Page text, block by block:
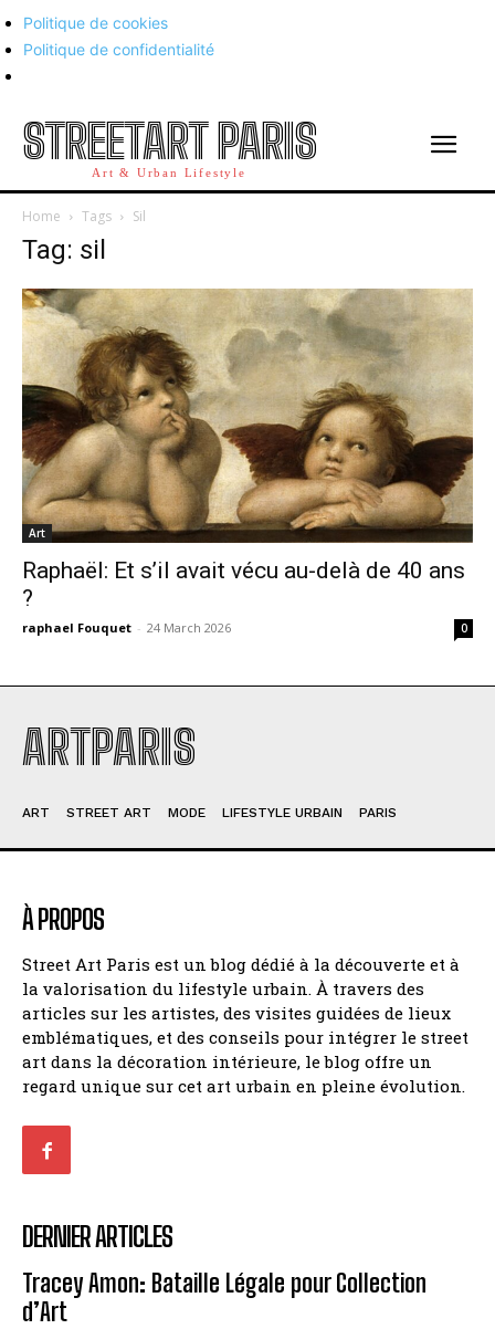
Politique de cookies
Politique de confidentialité
STREETART PARIS
Art & Urban Lifestyle
Home Tags Sil
Tag: sil
Art
Raphaël: Et s’il avait vécu au-delà de 40 ans
?
raphael Fouquet - 24 March 2026 0
ARTPARIS
ART STREET ART MODE LIFESTYLE URBAIN PARIS
À PROPOS
Street Art Paris est un blog dédié à la découverte et à
la valorisation du lifestyle urbain. À travers des
articles sur les artistes, des visites guidées de lieux
emblématiques, et des conseils pour intégrer le street
art dans la décoration intérieure, le blog offre un
regard unique sur cet art urbain en pleine évolution.
DERNIER ARTICLES
Tracey Amon: Bataille Légale pour Collection
d’Art